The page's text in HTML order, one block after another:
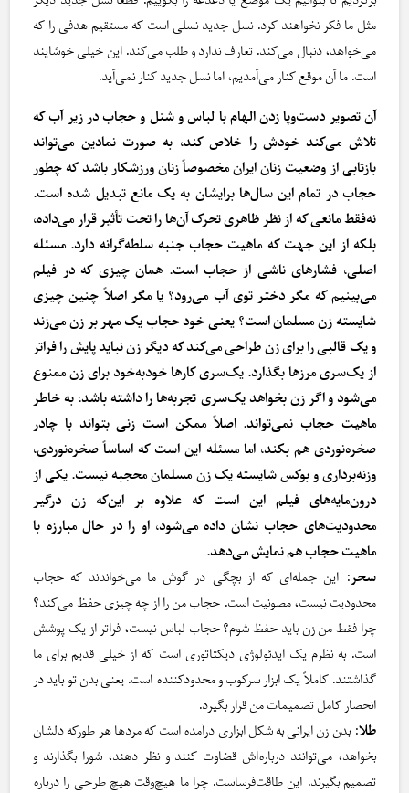
مثل ما فکر نخواهند کرد. نسل جدید نسلی است که مستقیم هدفی را که
می‌خواهد، دنبال می‌کند. تعارف ندارد و طلب می‌کند. این خیلی خوشایند
است. ما آن موقع کنار می‌آمدیم، اما نسل جدید کنار نمی‌آید.
آن تصویر دست‌وپا زدن الهام با لباس و شنل و حجاب در زیر آب که
تلاش می‌کند خودش را خلاص کند، به صورت نمادین می‌تواند
بازتابی از وضعیت زنان ایران مخصوصاً زنان ورزشکار باشد که چطور
حجاب در تمام این سال‌ها برایشان به یک مانع تبدیل شده است.
نه‌فقط مانعی که از نظر ظاهری تحرک آن‌ها را تحت‌ تأثیر قرار می‌داده،
بلکه از این جهت که ماهیت حجاب جنبه سلطه‌گرانه دارد. مسئله
اصلی، فشارهای ناشی از حجاب است. همان چیزی که در فیلم
می‌بینیم که مگر دختر توی آب می‌رود؟ یا مگر اصلاً چنین چیزی
شایسته زن مسلمان است؟ یعنی خود حجاب یک مهر بر زن می‌زند
و یک قالبی را برای زن طراحی می‌کند که دیگر زن نباید پایش را فراتر
از یک‌سری مرزها بگذارد. یک‌سری کارها خودبه‌خود برای زن ممنوع
می‌شود و اگر زن بخواهد یک‌سری تجربه‌ها را داشته باشد، به‌ خاطر
ماهیت حجاب نمی‌تواند. اصلاً ممکن است زنی بتواند با چادر
صخره‌نوردی هم بکند، اما مسئله این است که اساساً صخره‌نوردی،
وزنه‌برداری و بوکس شایسته یک زن مسلمان محجبه نیست. یکی از
درون‌مایه‌های فیلم این است که علاوه بر این‌که زن درگیر
محدودیت‌های حجاب نشان داده می‌شود، او را در حال مبارزه با
ماهیت حجاب هم نمایش می‌دهد.
سحر: این جمله‌ای که از بچگی در گوش ما می‌خواندند که حجاب
محدودیت نیست، مصونیت است. حجاب من را از چه چیزی حفظ می‌کند؟
چرا فقط من زن باید حفظ شوم؟ حجاب لباس نیست، فراتر از یک پوشش
است. به نظرم یک ایدئولوژی دیکتاتوری است که از خیلی قدیم برای ما
گذاشتند. کاملاً یک ابزار سرکوب و محدودکننده است. یعنی بدن تو باید در
انحصار کامل تصمیمات من قرار بگیرد.
طلا: بدن زن ایرانی به شکل ابزاری درآمده است که مردها هر طورکه دلشان
بخواهد، می‌توانند درباره‌اش قضاوت کنند و نظر دهند، شورا بگذارند و
تصمیم بگیرند. این طاقت‌فرساست. چرا ما هیچ‌وقت هیچ طرحی را درباره